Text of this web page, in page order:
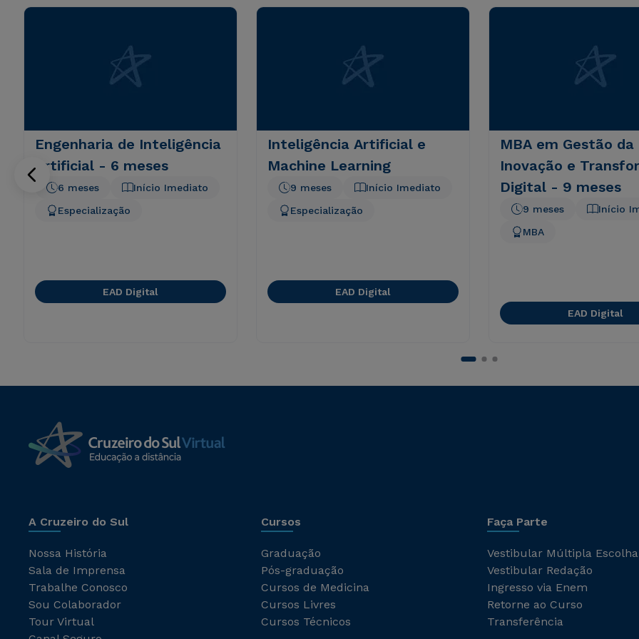
Engenharia de Inteligência
Artificial - 6 meses
Início Imediato
6 meses
Especialização
EAD Digital
Inteligência Artificial e
Machine Learning
Início Imediato
9 meses
Especialização
EAD Digital
MBA em Gestão da
Inovação e
Digital - 9 meses
Início
9 meses
MBA
EAD Digital
A Cruzeiro do Sul
Nossa História
Sala de Imprensa
Trabalhe Conosco
Sou Colaborador
Tour Virtual
Cursos
Graduação
Pós-graduação
Cursos de Medicina
Cursos Livres
Cursos Técnicos
Faça Parte
Vestibular Múltipla Escolha
Vestibular Redação
Ingresso via Enem
Retorne ao Curso
Transferência